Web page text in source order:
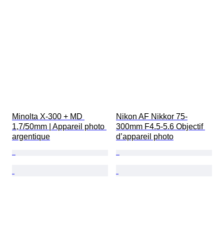
Minolta X-300 + MD
1,7/50mm | Appareil photo
argentique
Nikon AF Nikkor 75-
300mm F4.5-5.6 Objectif
d’appareil photo